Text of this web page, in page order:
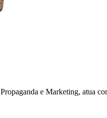
e Marketing, atua